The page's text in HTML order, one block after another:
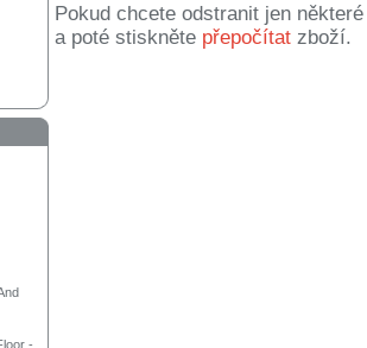
-
Pokud chcete odstranit jen
a poté stiskněte přepočítat zboží.